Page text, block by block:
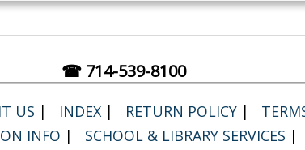
☎ 714-539-8100
US | INDEX | RETURN POLICY |
INFO | SCHOOL & LIBRARY SERVICES |